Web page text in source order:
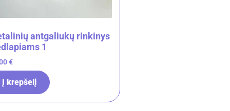
antgaliukų rinkinys
1
€
Į krepšelį